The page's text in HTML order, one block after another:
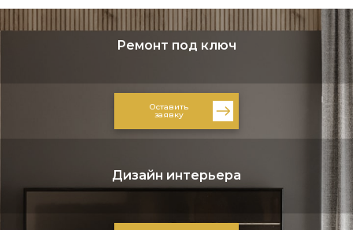
Ремонт под ключ
Оставить
заявку
Дизайн интерьера